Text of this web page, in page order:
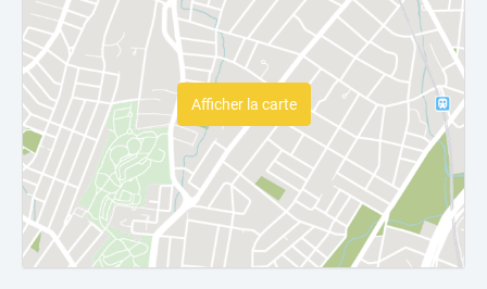
Afficher la carte